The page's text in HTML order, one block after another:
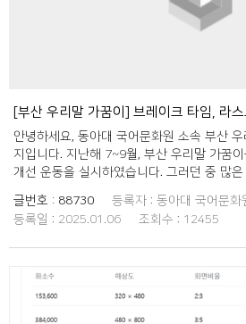
안녕하세요, 동아대 국어문화원 소속 부산
지입니다. 지난해 7~9월, 부산 우리말 가꿈
개선 운동을 실시하였습니다. 그러던 중 많
화해 표현할 수 있는 다듬은 말을 마련해보자
우선 국립국어원의 다듬은 말 검색란에 '브레
더'를 각각 검색해 보았더니, '브레이크 타임'
처럼 보였습니다. 이를 바탕으로 가꿈이들과
다니며 '브레이크 타임' 대신 '차단 시간'이라
찾아보고, 사용되고 있는 다듬은 말이면 혼
글번호 : 88730 등록자 : 동아대 국어문화
등록일 : 2025.01.06 조회수 : 12455